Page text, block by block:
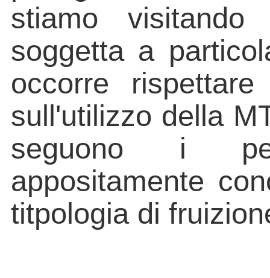
stiamo visitando
soggetta a
occorre
sull'utilizzo della
seguono i
appositamente
titpologia di